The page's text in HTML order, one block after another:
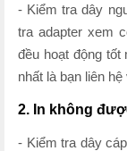
- Kiểm tra dây
tra adapter xem
đều hoạt động
nhất là bạn liên
2. In không
- Kiểm tra dây